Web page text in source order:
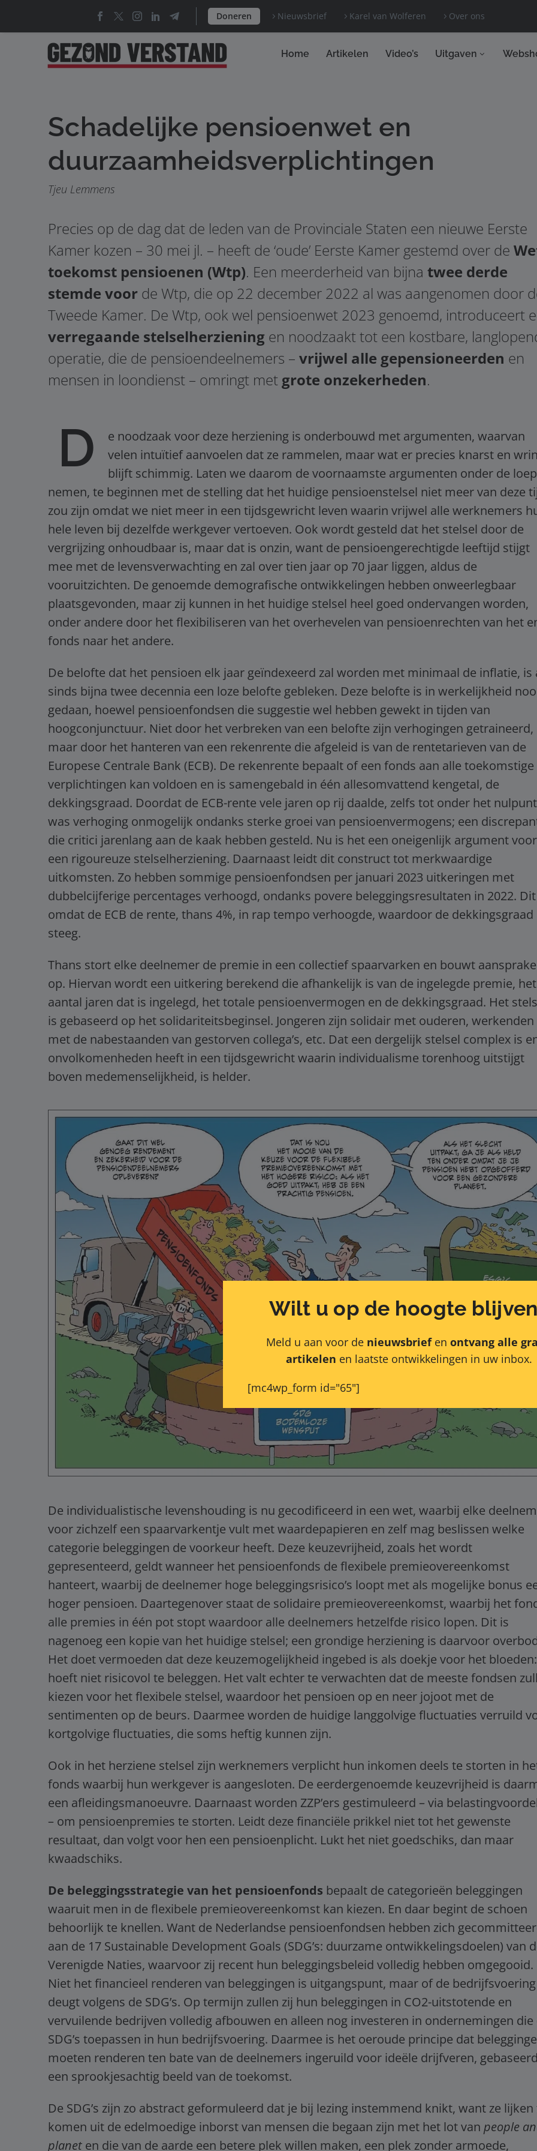
Doneren Nieuwsbrief Karel van Wolferen Over ons
Home Artikelen Video’s Uitgaven
Schadelijke pensioenwet en
duurzaamheidsverplichtingen
Tjeu Lemmens
Precies op de dag dat de leden van de Provinciale Staten een nieuwe Eerste
Kamer kozen – 30 mei jl. – heeft de ‘oude’ Eerste Kamer gestemd over de
toekomst pensioenen (Wtp). Een meerderheid van bijna twee derde
stemde voor de Wtp, die op 22 december 2022 al was aangenomen door
Tweede Kamer. De Wtp, ook wel pensioenwet 2023 genoemd, introduceert
verregaande stelselherziening en noodzaakt tot een kostbare,
operatie, die de pensioendeelnemers – vrijwel alle gepensioneerden en
mensen in loondienst – omringt met grote onzekerheden.
D
e noodzaak voor deze herziening is onderbouwd met argumenten, waarvan
velen intuïtief aanvoelen dat ze rammelen, maar wat er precies knarst en
blijft schimmig. Laten we daarom de voornaamste argumenten onder de loep
nemen, te beginnen met de stelling dat het huidige pensioenstelsel niet meer van deze
zou zijn omdat we niet meer in een tijdsgewricht leven waarin vrijwel alle werknemers
hele leven bij dezelfde werkgever vertoeven. Ook wordt gesteld dat het stelsel door de
vergrijzing onhoudbaar is, maar dat is onzin, want de pensioengerechtigde leeftijd stijgt
mee met de levensverwachting en zal over tien jaar op 70 jaar liggen, aldus de
vooruitzichten. De genoemde demografische ontwikkelingen hebben onweerlegbaar
plaatsgevonden, maar zij kunnen in het huidige stelsel heel goed ondervangen worden,
onder andere door het flexibiliseren van het overhevelen van pensioenrechten van het
fonds naar het andere.
De belofte dat het pensioen elk jaar geïndexeerd zal worden met minimaal de inflatie, is
sinds bijna twee decennia een loze belofte gebleken. Deze belofte is in werkelijkheid
gedaan, hoewel pensioenfondsen die suggestie wel hebben gewekt in tijden van
hoogconjunctuur. Niet door het verbreken van een belofte zijn verhogingen getraineerd,
maar door het hanteren van een rekenrente die afgeleid is van de rentetarieven van de
Europese Centrale Bank (ECB). De rekenrente bepaalt of een fonds aan alle toekomstige
verplichtingen kan voldoen en is samengebald in één allesomvattend kengetal, de
dekkingsgraad. Doordat de ECB-rente vele jaren op rij daalde, zelfs tot onder het
was verhoging onmogelijk ondanks sterke groei van pensioenvermogens; een
die critici jarenlang aan de kaak hebben gesteld. Nu is het een oneigenlijk argument voor
een rigoureuze stelselherziening. Daarnaast leidt dit construct tot merkwaardige
uitkomsten. Zo hebben sommige pensioenfondsen per januari 2023 uitkeringen met
dubbelcijferige percentages verhoogd, ondanks povere beleggingsresultaten in 2022. Dit
omdat de ECB de rente, thans 4%, in rap tempo verhoogde, waardoor de dekkingsgraad
steeg.
Thans stort elke deelnemer de premie in een collectief spaarvarken en bouwt
op. Hiervan wordt een uitkering berekend die afhankelijk is van de ingelegde premie, het
aantal jaren dat is ingelegd, het totale pensioenvermogen en de dekkingsgraad. Het
is gebaseerd op het solidariteitsbeginsel. Jongeren zijn solidair met ouderen, werkenden
met de nabestaanden van gestorven collega’s, etc. Dat een dergelijk stelsel complex is
onvolkomenheden heeft in een tijdsgewricht waarin individualisme torenhoog uitstijgt
boven medemenselijkheid, is helder.
De individualistische levenshouding is nu gecodificeerd in een wet, waarbij elke
voor zichzelf een spaarvarkentje vult met waardepapieren en zelf mag beslissen welke
categorie beleggingen de voorkeur heeft. Deze keuzevrijheid, zoals het wordt
gepresenteerd, geldt wanneer het pensioenfonds de flexibele premieovereenkomst
hanteert, waarbij de deelnemer hoge beleggingsrisico’s loopt met als mogelijke bonus
hoger pensioen. Daartegenover staat de solidaire premieovereenkomst, waarbij het
alle premies in één pot stopt waardoor alle deelnemers hetzelfde risico lopen. Dit is
nagenoeg een kopie van het huidige stelsel; een grondige herziening is daarvoor
Het doet vermoeden dat deze keuzemogelijkheid ingebed is als doekje voor het
hoeft niet risicovol te beleggen. Het valt echter te verwachten dat de meeste fondsen
kiezen voor het flexibele stelsel, waardoor het pensioen op en neer jojoot met de
sentimenten op de beurs. Daarmee worden de huidige langgolvige fluctuaties verruild
kortgolvige fluctuaties, die soms heftig kunnen zijn.
Ook in het herziene stelsel zijn werknemers verplicht hun inkomen deels te storten in
fonds waarbij hun werkgever is aangesloten. De eerdergenoemde keuzevrijheid is
een afleidingsmanoeuvre. Daarnaast worden ZZP’ers gestimuleerd – via
– om pensioenpremies te storten. Leidt deze financiële prikkel niet tot het gewenste
resultaat, dan volgt voor hen een pensioenplicht. Lukt het niet goedschiks, dan maar
kwaadschiks.
De beleggingsstrategie van het pensioenfonds bepaalt de categorieën beleggingen
waaruit men in de flexibele premieovereenkomst kan kiezen. En daar begint de schoen
behoorlijk te knellen. Want de Nederlandse pensioenfondsen hebben zich
aan de 17 Sustainable Development Goals (SDG’s: duurzame ontwikkelingsdoelen) van
Verenigde Naties, waarvoor zij recent hun beleggingsbeleid volledig hebben omgegooid.
Niet het financieel renderen van beleggingen is uitgangspunt, maar of de bedrijfsvoering
deugt volgens de SDG’s. Op termijn zullen zij hun beleggingen in CO2-uitstotende en
vervuilende bedrijven volledig afbouwen en alleen nog investeren in ondernemingen die
SDG’s toepassen in hun bedrijfsvoering. Daarmee is het oeroude principe dat
moeten renderen ten bate van de deelnemers ingeruild voor ideële drijfveren,
een sprookjesachtig beeld van de toekomst.
De SDG’s zijn zo abstract geformuleerd dat je bij lezing instemmend knikt, want ze lijken
komen uit de edelmoedige inborst van mensen die begaan zijn met het lot van people
planet en die van de aarde een betere plek willen maken, een plek zonder armoede,
Wilt u op de hoogte
Meld u aan voor de nieuwsbrief en ontvang alle
artikelen en laatste ontwikkelingen in uw inbox.
[mc4wp_form id="65"]